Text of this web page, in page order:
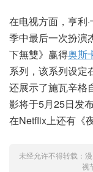
在电视方面，亨利
季中最后一次扮演
下無雙》赢得奥斯
系列，该系列设定
还展示了施瓦辛格
影将于5月25日发
在Netflix上还有《
未经允许不得转载：
视